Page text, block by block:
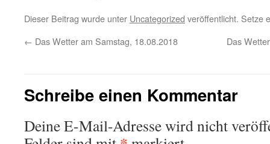
Dieser Beitrag wurde unter Uncategorized veröffentlicht. Setze
← Das Wetter am Samstag, 18.08.2018 Das
Schreibe einen Kommentar
Deine E-Mail-Adresse wird nicht